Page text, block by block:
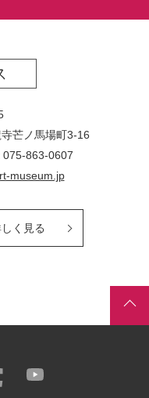
芒ノ馬場町3-16
075-863-0607
museum.jp
く見る